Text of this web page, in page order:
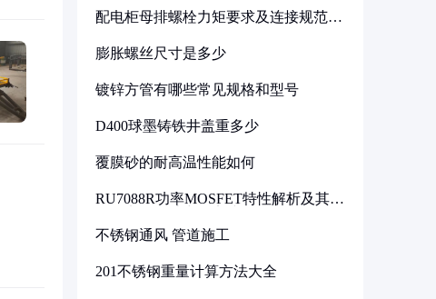
配电柜母排螺栓力矩要求及连接规范详
膨胀螺丝尺寸是多少
镀锌方管有哪些常见规格和型号
D400球墨铸铁井盖重多少
覆膜砂的耐高温性能如何
RU7088R功率MOSFET特性解析及其在
不锈钢通风 管道施工
201不锈钢重量计算方法大全